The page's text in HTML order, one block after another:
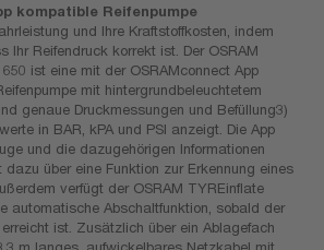
kompatible Reifenpumpe
und Ihre Kraftstoffkosten, indem
Ihr Reifendruck korrekt ist. Der OSRAM
ist eine mit der OSRAMconnect App
mit hintergrundbeleuchtetem
genaue Druckmessungen und Befüllung3)
in BAR, kPA und PSI anzeigt. Die App
und die dazugehörigen Informationen
dazu über eine Funktion zur Erkennung eines
verfügt der OSRAM TYREinflate
automatische Abschaltfunktion, sobald der
ist. Zusätzlich über ein Ablagefach
m langes, aufwickelbares Netzkabel mit